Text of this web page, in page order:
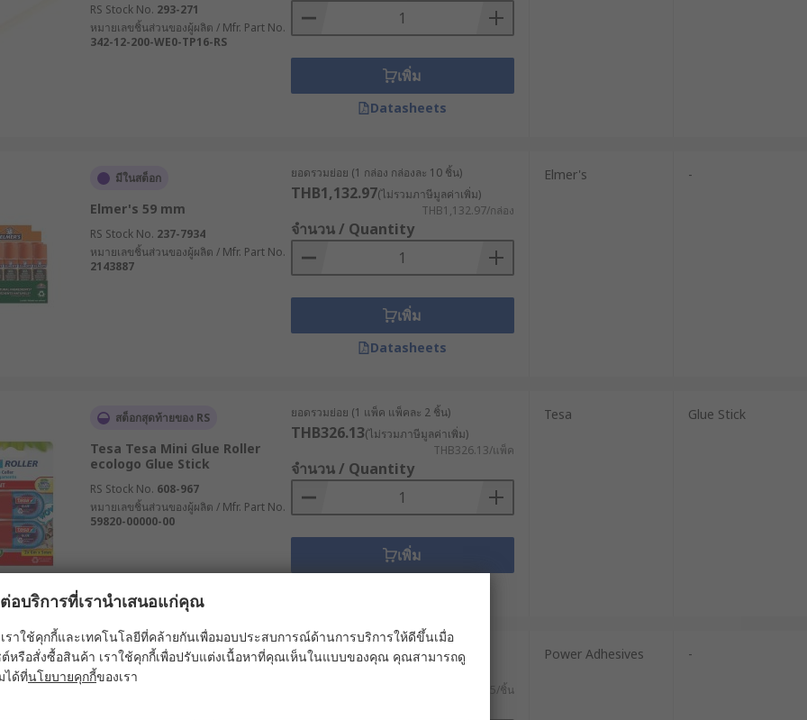
RS Stock No. 293-271
หมายเลขชิ้นส่วนของผู้ผลิต / Mfr. Part No.
342-12-200-WE0-TP16-RS
เพิ่ม
Datasheets
มีในสต็อก
Elmer's 59 mm
RS Stock No. 237-7934
หมายเลขชิ้นส่วนของผู้ผลิต / Mfr. Part No.
2143887
ยอดรวมย่อย (1 กล่อง กล่องละ 10 ชิ้น)
THB1,132.97(ไม่รวมภาษีมูลค่าเพิ่ม)
THB1,132.97/กล่อง
จำนวน / Quantity
เพิ่ม
Datasheets
Elmer's -
สต็อกสุดท้ายของ RS
Tesa Tesa Mini Glue Roller
ecologo Glue Stick
RS Stock No. 608-967
หมายเลขชิ้นส่วนของผู้ผลิต / Mfr. Part No.
59820-00000-00
ยอดรวมย่อย (1 แพ็ค แพ็คละ 2 ชิ้น)
THB326.13(ไม่รวมภาษีมูลค่าเพิ่ม)
THB326.13/แพ็ค
จำนวน / Quantity
เพิ่ม
Tesa Glue Stick
มีในสต็อกของผู้ผลิต
Power Adhesives, Natural 13
ยอดรวมย่อย (1 ชิ้น)
THB812.15/ชิ้น
Power Adhesives -
อบริการที่เรานำเสนอแก่คุณ
ราใช้คุกกี้และเทคโนโลยีที่คล้ายกันเพื่อมอบประสบการณ์ด้านการบริการให้ดีขึ้นเมื่อ
หรือสั่งซื้อสินค้า เราใช้คุกกี้เพื่อปรับแต่งเนื้อหาที่คุณเห็นในแบบของคุณ คุณสามารถดู
ได้ที่นโยบายคุกกี้ของเรา